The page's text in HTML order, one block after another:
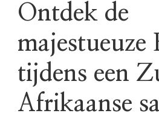
Ontdek de
majestueuze
tijdens een
Afrikaanse